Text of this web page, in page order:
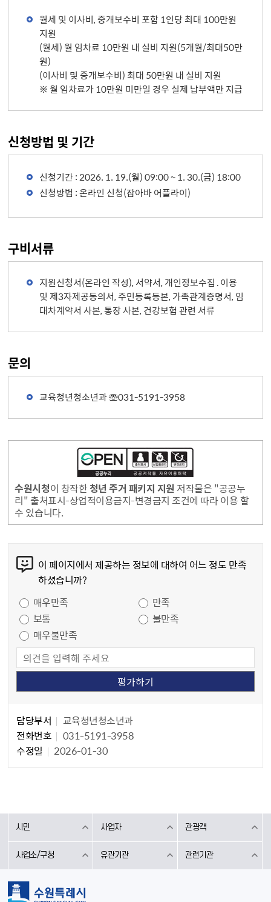
월세 및 이사비, 중개보수비 포함 1인당 최대 100만원
지원
(월세) 월 임차료 10만원 내 실비 지원(5개월/최대50만
원)
(이사비 및 중개보수비) 최대 50만원 내 실비 지원
※ 월 임차료가 10만원 미만일 경우 실제 납부액만 지급
신청방법 및 기간
신청기간 : 2026. 1. 19.(월) 09:00 ~ 1. 30.(금) 18:00
신청방법 : 온라인 신청(잡아바 어플라이)
구비서류
지원신청서(온라인 작성), 서약서, 개인정보수집․이용
및 제3자제공동의서, 주민등록등본, 가족관계증명서, 임
대차계약서 사본, 통장 사본, 건강보험 관련 서류
문의
교육청년청소년과 ☏031-5191-3958
수원시청이 창작한청년 주거 패키지 지원 저작물은 "공공누
리" 출처표시-상업적이용금지-변경금지 조건에 따라 이용 할
수 있습니다.
이 페이지에서 제공하는 정보에 대하여 어느 정도 만족
하셨습니까?
매우만족
만족
보통
불만족
매우불만족
담당부서
교육청년청소년과
전화번호
031-5191-3958
수정일
2026-01-30
시민 사업자 관광객
사업소/구청 유관기관 관련기관